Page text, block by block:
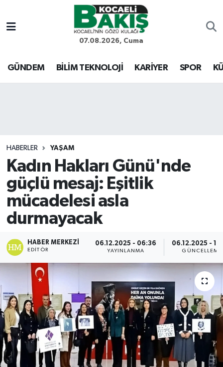
07.08.2026, Cuma
GÜNDEM BİLİM TEKNOLOJİ KARİYER SPOR
HABERLER YAŞAM
Kadın Hakları Günü'nde
güçlü mesaj: Eşitlik
mücadelesi asla
durmayacak
HABER MERKEZI
EDITÖR
06.12.2025 - 06:36
YAYINLANMA
06.12.2025 -
GÜNCELLEME
Kocaeli Nöbetçi Eczaneler
Kocaeli Hava Durumu
Son Dakika Haberleri
Haber Arşivi